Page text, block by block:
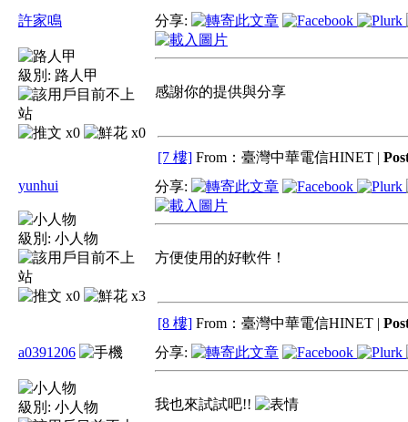
許家鳴
級別: 路人甲
x0 x0
分享:
感謝你的提供與分享
[7 樓] From：臺灣中華電信HINET |
yunhui
級別: 小人物
x0 x3
分享:
方便使用的好軟件！
[8 樓] From：臺灣中華電信HINET |
a0391206
級別: 小人物
分享:
我也來試試吧!!